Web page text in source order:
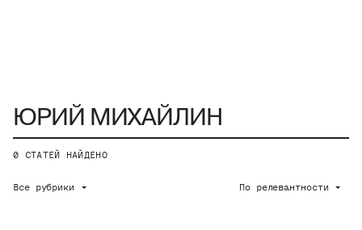
0 СТАТЕЙ НАЙДЕНО
Все рубрики По релевантности